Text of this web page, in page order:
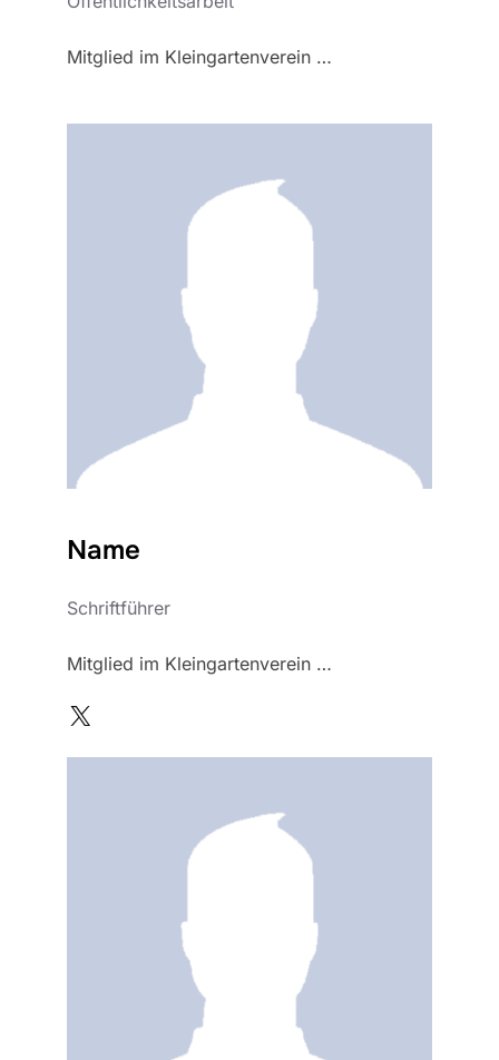
Mitglied im Kleingartenverein …
Name
Schriftführer
Mitglied im Kleingartenverein …
X